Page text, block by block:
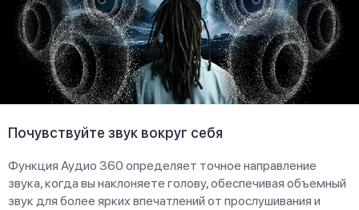
Почувствуйте звук вокруг себя
Функция Аудио 360 определяет точное направление
звука, когда вы наклоняете голову, обеспечивая объемный
звук для более ярких впечатлений от прослушивания и